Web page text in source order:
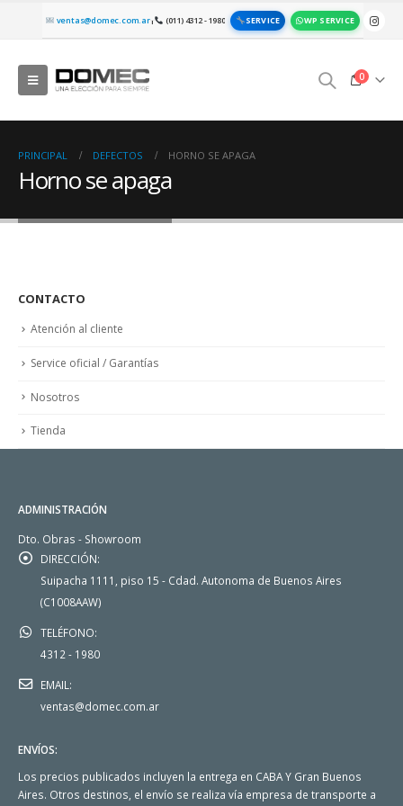
ventas@domec.com.ar| (011) 4312 - 1980 SERVICE WP SERVICE
0
PRINCIPAL DEFECTOS HORNO SE APAGA
Horno se apaga
CONTACTO
Atención al cliente
Service oficial / Garantías
Nosotros
Tienda
ADMINISTRACIÓN
Dto. Obras - Showroom
DIRECCIÓN:
Suipacha 1111, piso 15 - Cdad. Autonoma de Buenos Aires
(C1008AAW)
TELÉFONO:
4312 - 1980
EMAIL:
ventas@domec.com.ar
ENVÍOS:
Los precios publicados incluyen la entrega en CABA Y Gran Buenos
Aires. Otros destinos, el envío se realiza vía empresa de transporte a